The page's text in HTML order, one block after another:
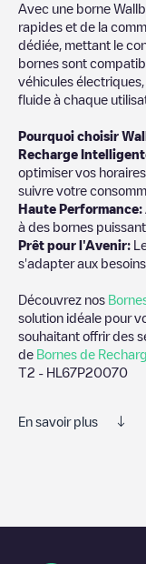
Avec une borne
rapides et de la
dédiée, mettant le
bornes sont
véhicules
fluide à chaque
Pourquoi choisir
Recharge
optimiser vos
suivre votre
Haute Performance:
à des bornes
Prêt pour l'Avenir:
s'adapter aux
Découvrez nos
solution idéale pour
souhaitant offrir des
de Bornes de
T2 - HL67P20070
En savoir plus